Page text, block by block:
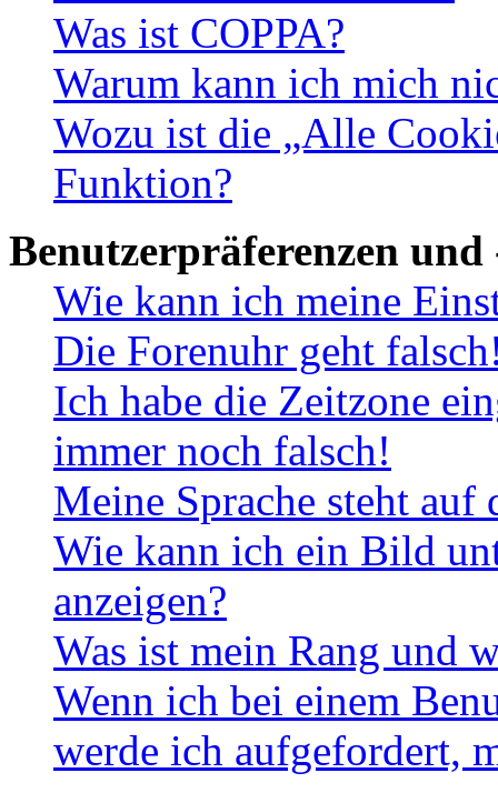
Was ist COPPA?
Warum kann ich mich
Wozu ist die „Alle
Funktion?
Benutzerpräferenzen und
Wie kann ich meine
Die Forenuhr geht
Ich habe die Zeitzone
immer noch falsch!
Meine Sprache steht
Wie kann ich ein Bild
anzeigen?
Was ist mein Rang und
Wenn ich bei einem
werde ich aufgefordert,